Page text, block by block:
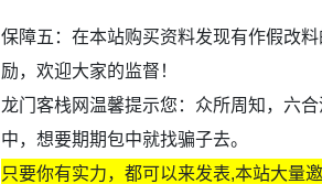
保障五：在本站购买资料发现有作假改
励，欢迎大家的监督！
龙门客栈网温馨提示您：众所周知，六
中，想要期期包中就找骗子去。
只要你有实力，都可以来发表,本站大量